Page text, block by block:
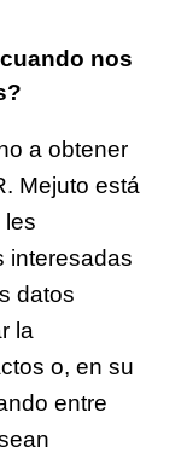
nos
a obtener
Mejuto está
les
interesadas
datos
la
o, en su
entre